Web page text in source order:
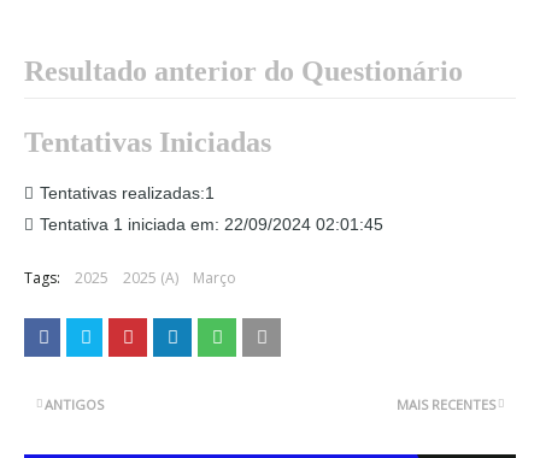
Resultado anterior do Questionário
Tentativas Iniciadas
Tentativas realizadas:1
Tentativa 1 iniciada em: 22/09/2024 02:01:45
Tags: 2025 2025 (A) Março
MAIS RECENTES
ANTIGOS